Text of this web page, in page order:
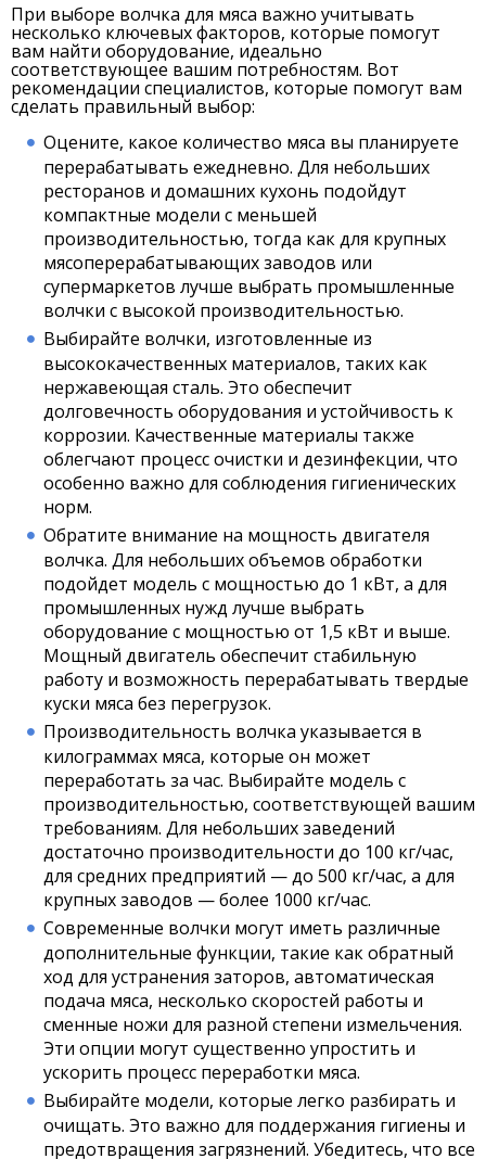
При выборе волчка для мяса важно учитывать
несколько ключевых факторов, которые помогут
вам найти оборудование, идеально
соответствующее вашим потребностям. Вот
рекомендации специалистов, которые помогут вам
сделать правильный выбор:
Оцените, какое количество мяса вы планируете
перерабатывать ежедневно. Для небольших
ресторанов и домашних кухонь подойдут
компактные модели с меньшей
производительностью, тогда как для крупных
мясоперерабатывающих заводов или
супермаркетов лучше выбрать промышленные
волчки с высокой производительностью.
Выбирайте волчки, изготовленные из
высококачественных материалов, таких как
нержавеющая сталь. Это обеспечит
долговечность оборудования и устойчивость к
коррозии. Качественные материалы также
облегчают процесс очистки и дезинфекции, что
особенно важно для соблюдения гигиенических
норм.
Обратите внимание на мощность двигателя
волчка. Для небольших объемов обработки
подойдет модель с мощностью до 1 кВт, а для
промышленных нужд лучше выбрать
оборудование с мощностью от 1,5 кВт и выше.
Мощный двигатель обеспечит стабильную
работу и возможность перерабатывать твердые
куски мяса без перегрузок.
Производительность волчка указывается в
килограммах мяса, которые он может
переработать за час. Выбирайте модель с
производительностью, соответствующей вашим
требованиям. Для небольших заведений
достаточно производительности до 100 кг/час,
для средних предприятий — до 500 кг/час, а для
крупных заводов — более 1000 кг/час.
Современные волчки могут иметь различные
дополнительные функции, такие как обратный
ход для устранения заторов, автоматическая
подача мяса, несколько скоростей работы и
сменные ножи для разной степени измельчения.
Эти опции могут существенно упростить и
ускорить процесс переработки мяса.
Выбирайте модели, которые легко разбирать и
очищать. Это важно для поддержания гигиены и
предотвращения загрязнений. Убедитесь, что все